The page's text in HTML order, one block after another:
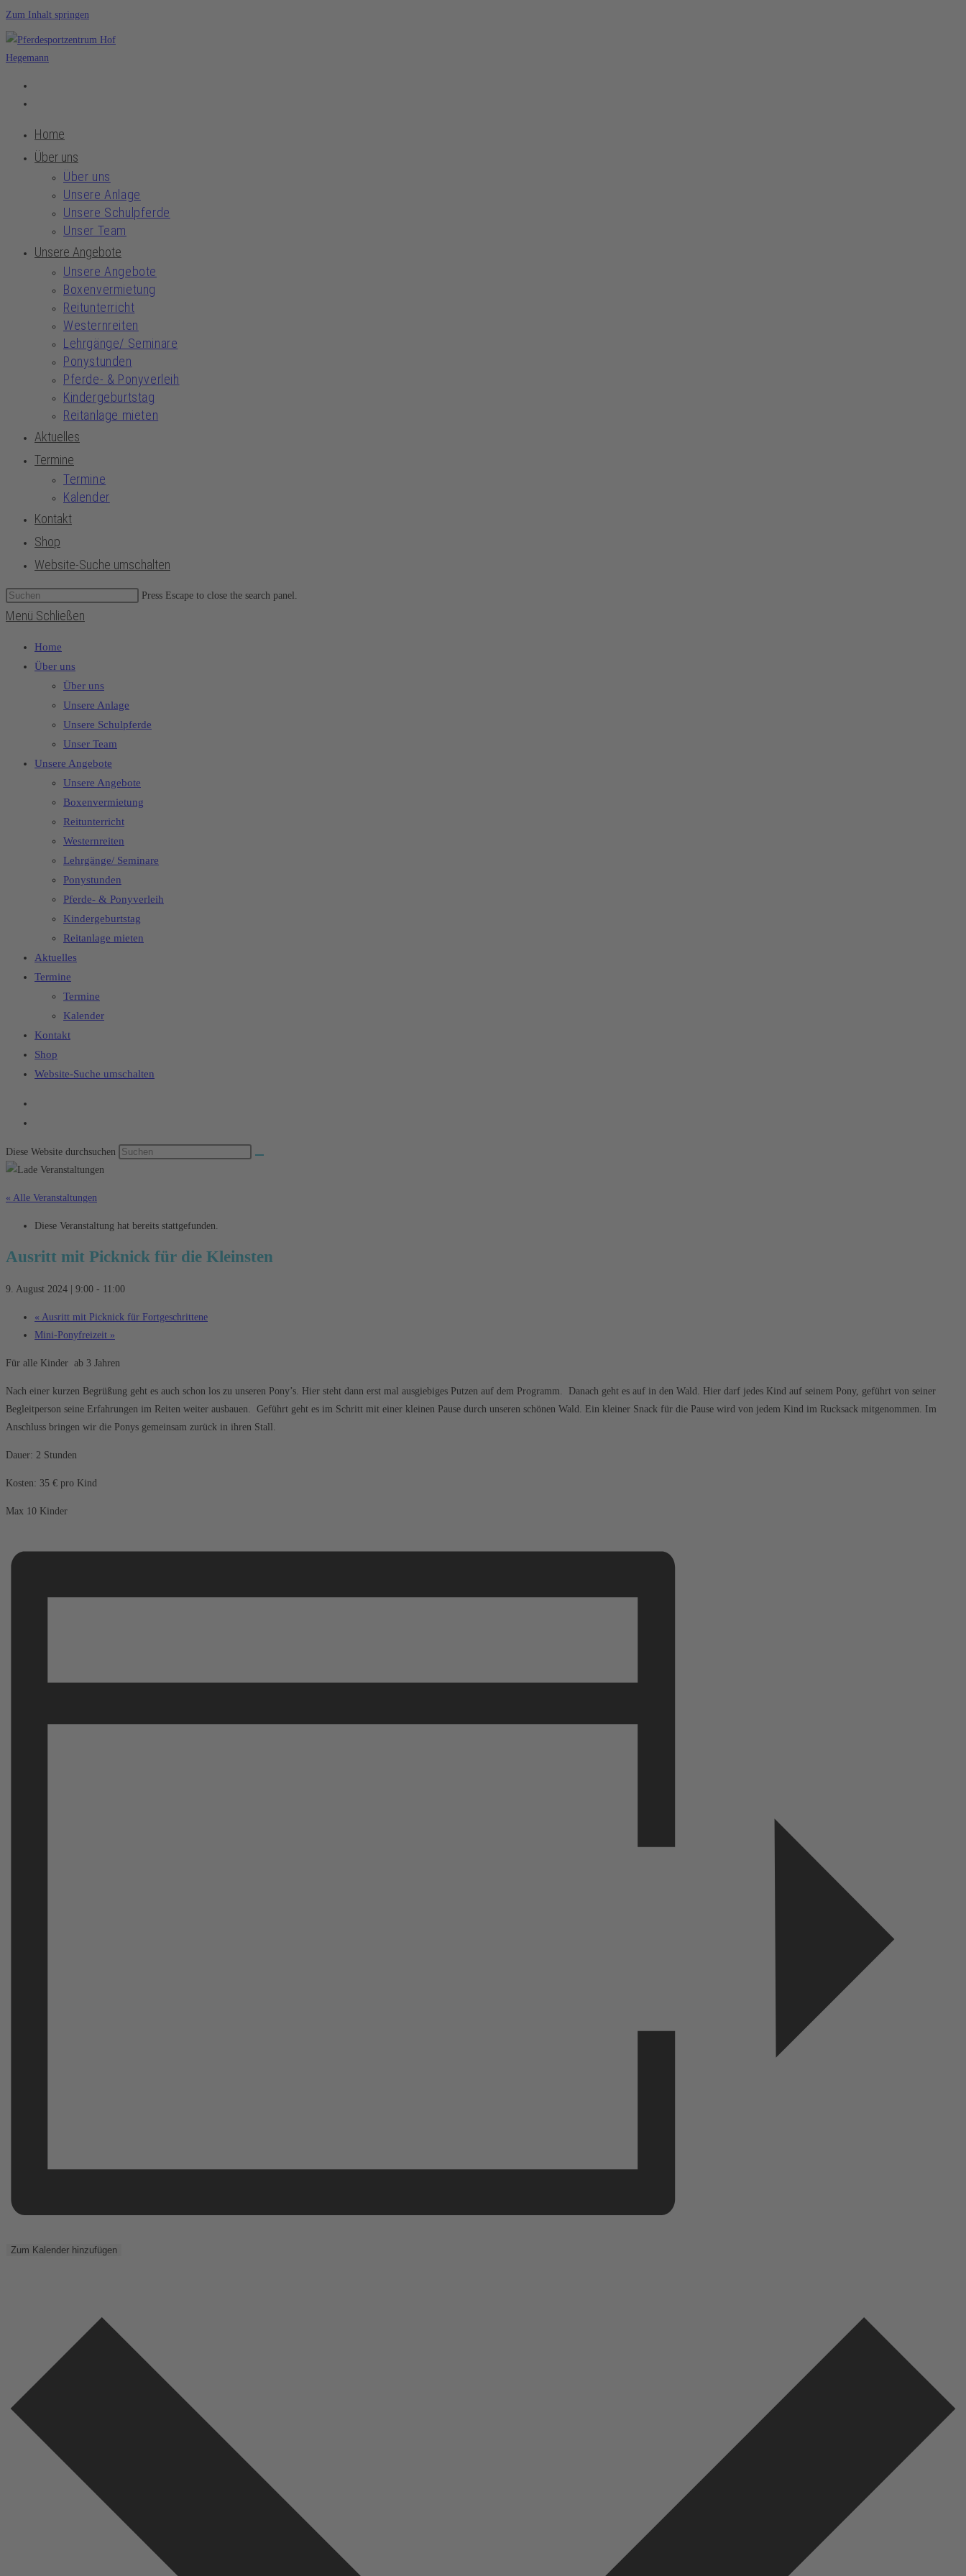
Zum Inhalt springen
Home
Über uns
Über uns
Unsere Anlage
Unsere Schulpferde
Unser Team
Unsere Angebote
Unsere Angebote
Boxenvermietung
Reitunterricht
Westernreiten
Lehrgänge/ Seminare
Ponystunden
Pferde- & Ponyverleih
Kindergeburtstag
Reitanlage mieten
Aktuelles
Termine
Termine
Kalender
Kontakt
Shop
Website-Suche umschalten
Press Escape to close the search panel.
Menü Schließen
Home
Über uns
Über uns
Unsere Anlage
Unsere Schulpferde
Unser Team
Unsere Angebote
Unsere Angebote
Boxenvermietung
Reitunterricht
Westernreiten
Lehrgänge/ Seminare
Ponystunden
Pferde- & Ponyverleih
Kindergeburtstag
Reitanlage mieten
Aktuelles
Termine
Termine
Kalender
Kontakt
Shop
Website-Suche umschalten
Diese Website durchsuchen
« Alle Veranstaltungen
Diese Veranstaltung hat bereits stattgefunden.
Ausritt mit Picknick für die Kleinsten
9. August 2024 | 9:00 - 11:00
« Ausritt mit Picknick für Fortgeschrittene
Mini-Ponyfreizeit »
Für alle Kinder ab 3 Jahren
Nach einer kurzen Begrüßung geht es auch schon los zu unseren Pony’s. Hier steht dann erst mal ausgiebiges Putzen auf dem Programm. Danach geht es auf in den Wald. Hier darf jedes Kind auf seinem Pony, geführt von seiner
Begleitperson seine Erfahrungen im Reiten weiter ausbauen. Geführt geht es im Schritt mit einer kleinen Pause durch unseren schönen Wald. Ein kleiner Snack für die Pause wird von jedem Kind im Rucksack mitgenommen. Im
Anschluss bringen wir die Ponys gemeinsam zurück in ihren Stall.
Dauer: 2 Stunden
Kosten: 35 € pro Kind
Max 10 Kinder
Zum Kalender hinzufügen